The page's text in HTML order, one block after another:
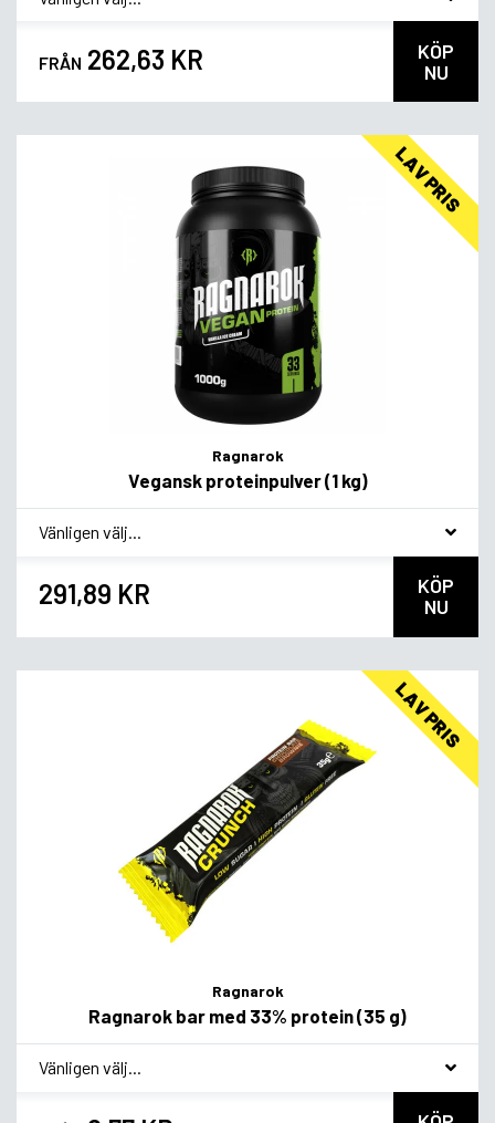
FRÅN 262,63 KR
KÖP
NU
LAV PRIS
Ragnarok
Vegansk proteinpulver (1 kg)
* Smagsvariant
291,89 KR
KÖP
NU
LAV PRIS
Ragnarok
Ragnarok bar med 33% protein (35 g)
* Smagsvariant